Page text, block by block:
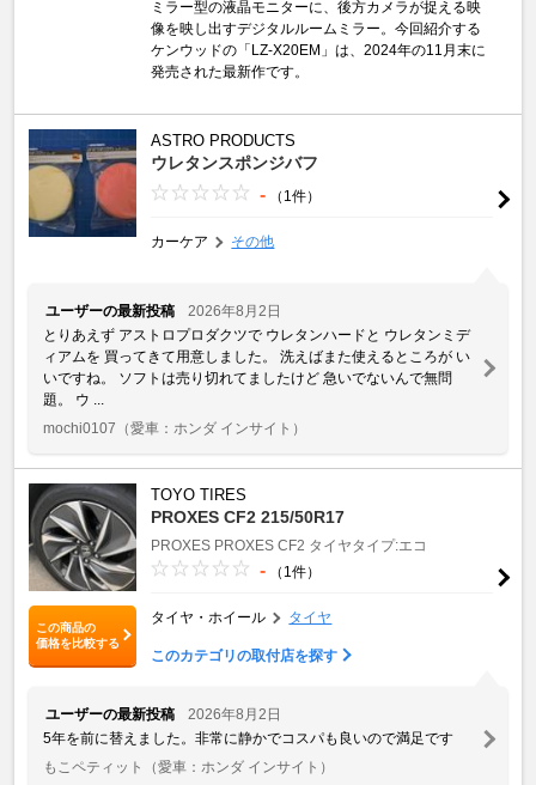
ミラー型の液晶モニターに、後方カメラが捉える映
像を映し出すデジタルルームミラー。今回紹介する
ケンウッドの「LZ-X20EM」は、2024年の11月末に
発売された最新作です。
ASTRO PRODUCTS
ウレタンスポンジバフ
- （1件）
カーケア その他
ユーザーの最新投稿
2026年8月2日
とりあえず アストロプロダクツで ウレタンハードと ウレタンミデ
ィアムを 買ってきて用意しました。 洗えばまた使えるところが い
いですね。 ソフトは売り切れてましたけど 急いでないんで無問
題。 ウ ...
mochi0107 （愛車：ホンダ インサイト）
この商品の
価格を比較する
TOYO TIRES
PROXES CF2 215/50R17
PROXES PROXES CF2 タイヤタイプ:エコ
- （1件）
タイヤ・ホイール タイヤ
このカテゴリの取付店を探す
ユーザーの最新投稿
2026年8月2日
5年を前に替えました。非常に静かでコスパも良いので満足です
もこペティット
（愛車：ホンダ インサイト）